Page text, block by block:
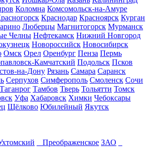
Коломна Комсомольск-на-Амуре
Краснодар Красноярск Курган
Люберцы Магнитогорск Мурманск
Челны Нефтекамск Нижний Новгород
Новороссийск Новосибирск
Омск Орел Оренбург Пенза Пермь
Камчатский Подольск Псков
на-Дону Рязань Самара Саранск
Серпухов Симферополь Смоленск Сочи
Таганрог Тамбов Тверь Тольятти Томск
Уфа Хабаровск Химки Чебоксары
Щёлково Юбилейный Якутск
Преображенское ЗАО